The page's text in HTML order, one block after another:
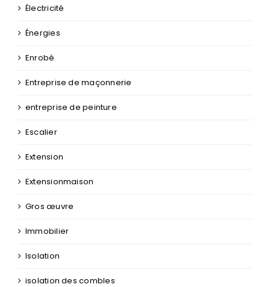
Électricité
Énergies
Enrobé
Entreprise de maçonnerie
entreprise de peinture
Escalier
Extension
Extensionmaison
Gros œuvre
Immobilier
Isolation
isolation des combles